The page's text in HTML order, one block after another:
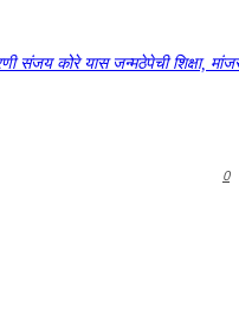
संजय कोरे यास जन्मठेपेची शिक्षा,
0